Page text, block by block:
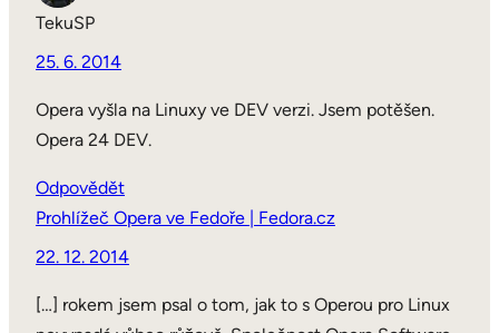
TekuSP
25. 6. 2014
Opera vyšla na Linuxy ve DEV verzi. Jsem potěšen.
Opera 24 DEV.
Odpovědět
Prohlížeč Opera ve Fedoře | Fedora.cz
22. 12. 2014
[…] rokem jsem psal o tom, jak to s Operou pro Linux